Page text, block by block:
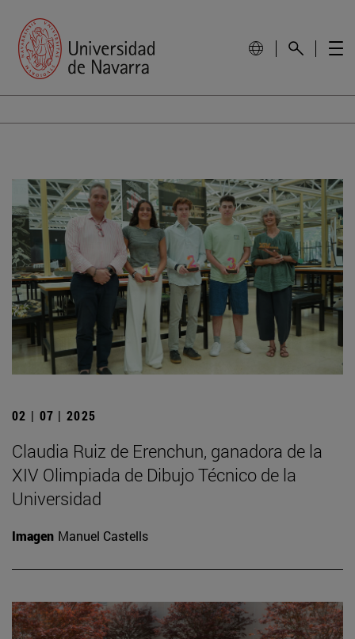
02 | 07 | 2025
Claudia Ruiz de Erenchun, ganadora de la
XIV Olimpiada de Dibujo Técnico de la
Universidad
Imagen Manuel Castells